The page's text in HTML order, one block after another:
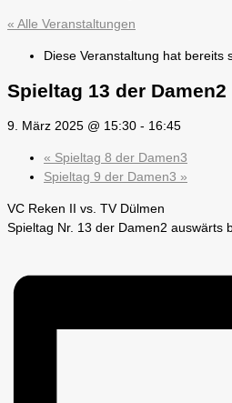
« Alle Veranstaltungen
Diese Veranstaltung hat bereits
Spieltag 13 der Damen2
9. März 2025 @ 15:30 - 16:45
« Spieltag 8 der Damen3
Spieltag 9 der Damen3 »
VC Reken II vs. TV Dülmen
Spieltag Nr. 13 der Damen2 auswärts